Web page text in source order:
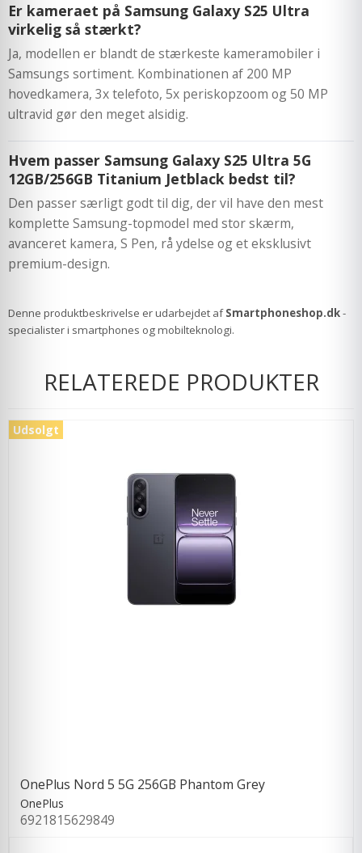
Er kameraet på Samsung Galaxy S25 Ultra
virkelig så stærkt?
Ja, modellen er blandt de stærkeste kameramobiler i
Samsungs sortiment. Kombinationen af 200 MP
hovedkamera, 3x telefoto, 5x periskopzoom og 50 MP
ultravid gør den meget alsidig.
Hvem passer Samsung Galaxy S25 Ultra 5G
12GB/256GB Titanium Jetblack bedst til?
Den passer særligt godt til dig, der vil have den mest
komplette Samsung-topmodel med stor skærm,
avanceret kamera, S Pen, rå ydelse og et eksklusivt
premium-design.
Denne produktbeskrivelse er udarbejdet afSmartphoneshop.dk-
specialister i smartphones og mobilteknologi.
RELATEREDE PRODUKTER
Udsolgt
OnePlus Nord 5 5G 256GB Phantom Grey
OnePlus
6921815629849